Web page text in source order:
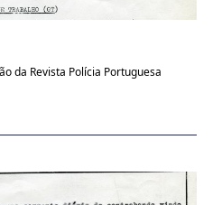
da Revista Polícia Portuguesa